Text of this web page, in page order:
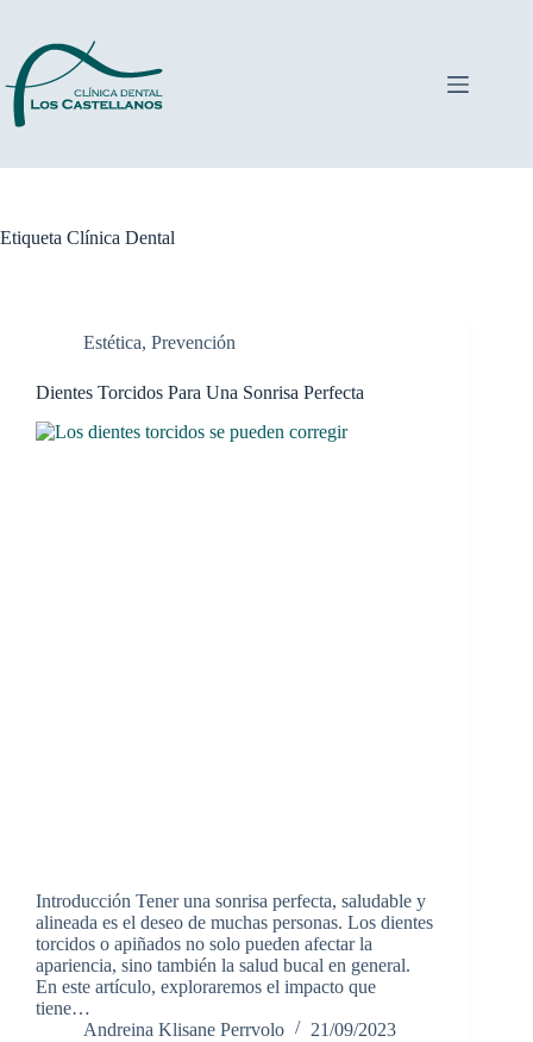
contenido
Etiqueta Clínica Dental
Estética, Prevención
Dientes Torcidos Para Una Sonrisa Perfecta
Introducción Tener una sonrisa perfecta, saludable y
alineada es el deseo de muchas personas. Los dientes
torcidos o apiñados no solo pueden afectar la
apariencia, sino también la salud bucal en general.
En este artículo, exploraremos el impacto que
tiene…
Andreina Klisane Perrvolo
21/09/2023